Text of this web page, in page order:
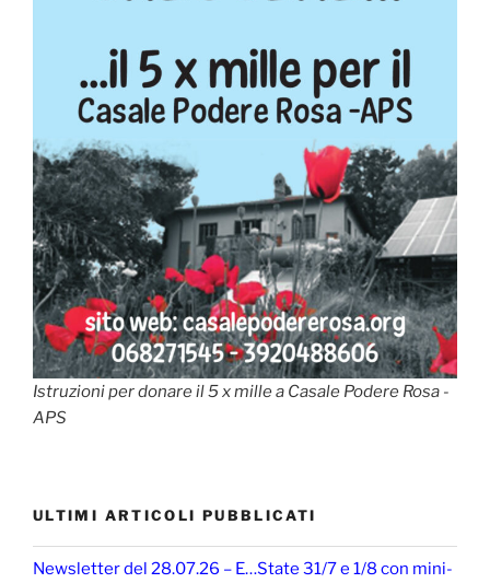
Istruzioni per donare il 5 x mille a Casale Podere Rosa -
APS
ULTIMI ARTICOLI PUBBLICATI
Newsletter del 28.07.26 – E…State 31/7 e 1/8 con mini-